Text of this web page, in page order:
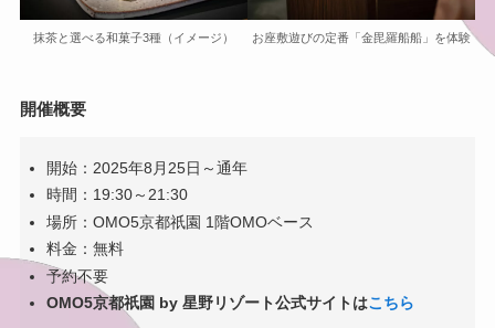
抹茶と選べる和菓子3種（イメージ） お座敷遊びの定番「金毘羅船船」を体験
開催概要
開始：2025年8月25日～通年
時間：19:30～21:30
場所：OMO5京都祇園 1階OMOベース
料金：無料
予約不要
OMO5京都祇園 by 星野リゾート公式サイトはこちら